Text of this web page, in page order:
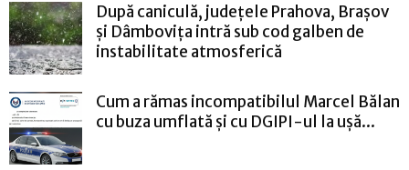
După caniculă, județele Prahova, Brașov
și Dâmbovița intră sub cod galben de
instabilitate atmosferică
Cum a rămas incompatibilul Marcel Bălan
cu buza umflată și cu DGIPI-ul la ușă...